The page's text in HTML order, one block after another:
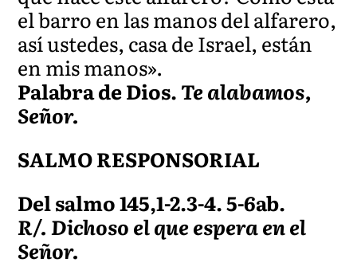
el barro en las manos del alfarero,
así ustedes, casa de Israel, están
en mis manos».
Palabra de Dios.Te alabamos,
Señor.
SALMO RESPONSORIAL
Del salmo 145,1-2.3-4. 5-6ab.
R/. Dichoso el que espera en el
Señor.